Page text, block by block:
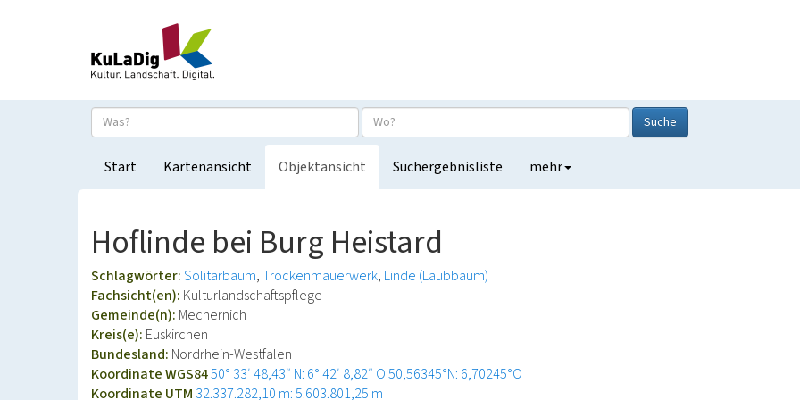
Suche
Start Kartenansicht Objektansicht Suchergebnisliste mehr
Hoflinde bei Burg Heistard
Schlagwörter:Solitärbaum Trockenmauerwerk Linde (Laubbaum)
Fachsicht(en): Kulturlandschaftspflege
Gemeinde(n): Mechernich
Kreis(e): Euskirchen
Bundesland: Nordrhein-Westfalen
Koordinate WGS8450° 33′ 48,43″ N: 6° 42′ 8,82″ O50,56345°N: 6,70245°O
Koordinate UTM 32.337.282,10 m: 5.603.801,25 m